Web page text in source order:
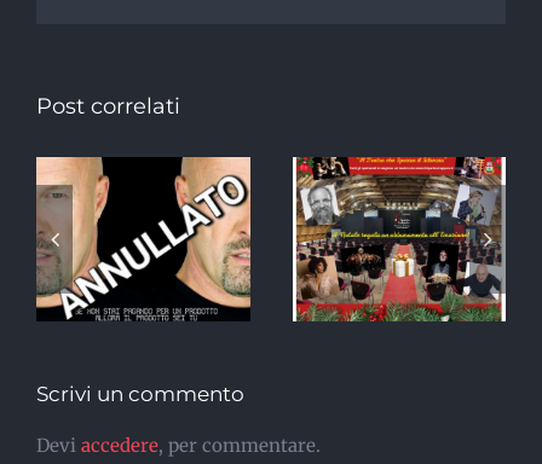
Post correlati
DALLA
MORTE DI
GIACOMO
PUCCINI
ARRIVA
“VISSI
Scrivi un commento
Devi accedere, per commentare.